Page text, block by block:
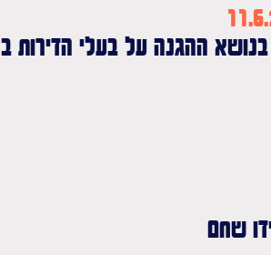
ההגנה על בעלי הדירות
שחם